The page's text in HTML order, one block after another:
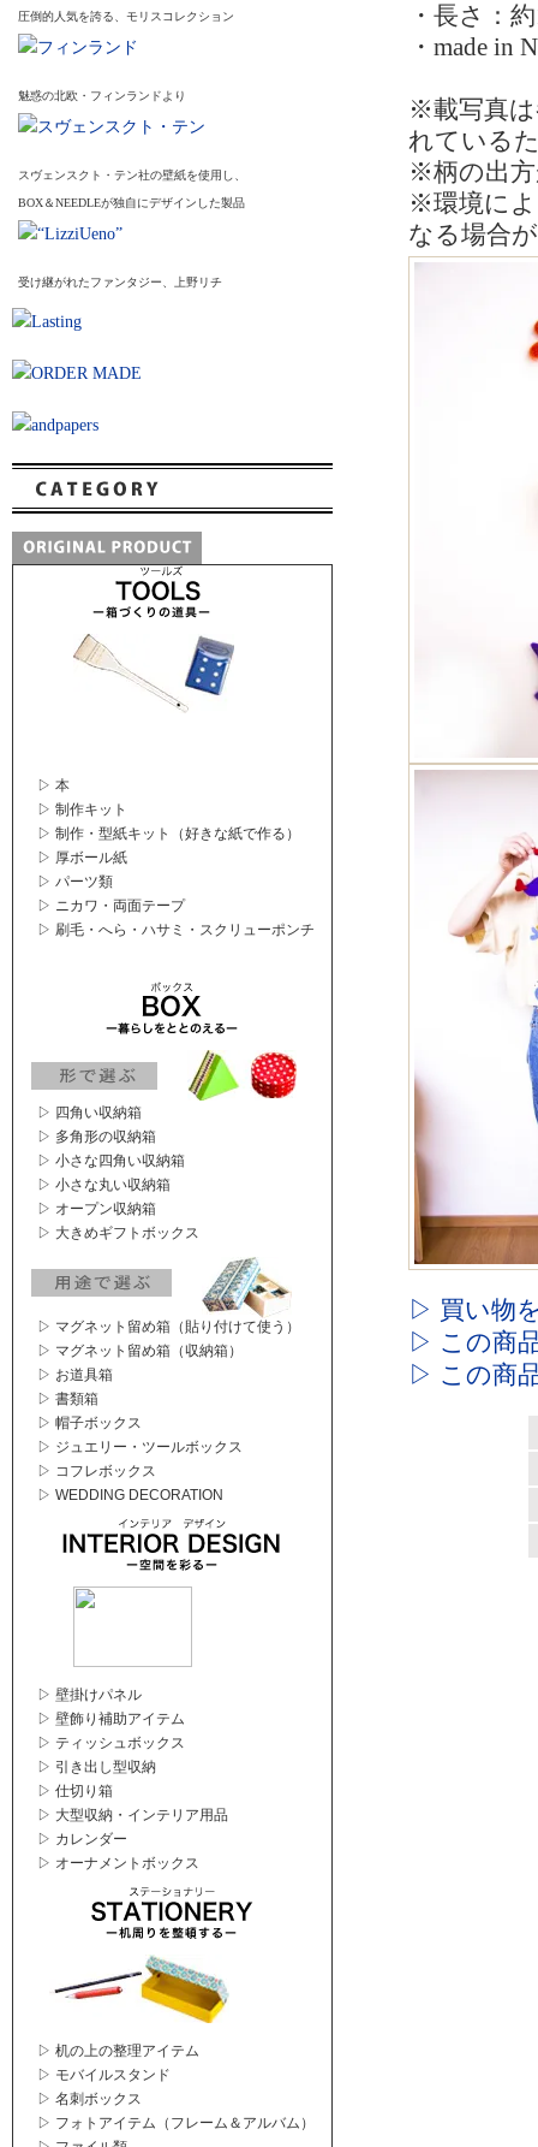
圧倒的人気を誇る、モリスコレクション
魅惑の北欧・フィンランドより
スヴェンスクト・テン社の壁紙を使用し、
BOX＆NEEDLEが独自にデザインした製品
受け継がれたファンタジー、上野リチ
▷ 本
▷ 制作キット
▷ 制作・型紙キット（好きな紙で作る）
▷ 厚ボール紙
▷ パーツ類
▷ ニカワ・両面テープ
▷ 刷毛・へら・ハサミ・スクリューポンチ
▷ 四角い収納箱
▷ 多角形の収納箱
▷ 小さな四角い収納箱
▷ 小さな丸い収納箱
▷ オープン収納箱
▷ 大きめギフトボックス
▷ マグネット留め箱（貼り付けて使う）
▷ マグネット留め箱（収納箱）
▷ お道具箱
▷ 書類箱
▷ 帽子ボックス
▷ ジュエリー・ツールボックス
▷ コフレボックス
▷ WEDDING DECORATION
▷ 壁掛けパネル
▷ 壁飾り補助アイテム
▷ ティッシュボックス
▷ 引き出し型収納
▷ 仕切り箱
▷ 大型収納・インテリア用品
▷ カレンダー
▷ オーナメントボックス
▷ 机の上の整理アイテム
▷ モバイルスタンド
▷ 名刺ボックス
▷ フォトアイテム（フレーム＆アルバム）
・長さ：
・made in
※載写真は
れている
※柄の出
※環境によ
なる場合
▷ 買い物
▷ この商
▷ この商